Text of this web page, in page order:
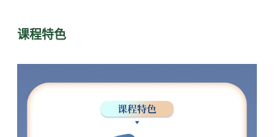
课程特色